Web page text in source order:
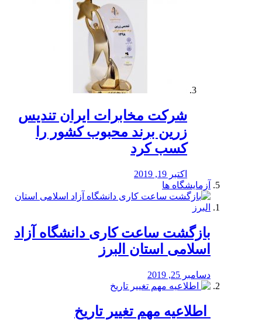
شرکت مخابرات ایران تندیس
زرین برند محبوب کشور را
کسب کرد
اکتبر 19, 2019
آزمایشگاه ها
بازگشت ساعت کاری دانشگاه آزاد
اسلامی استان البرز
دسامبر 25, 2019
️ اطلاعیه مهم تغییر تاریخ